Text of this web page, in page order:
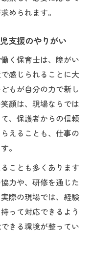
向き合う現場の工
都保育士の現実
賃補助の実情を解
の福利厚生を比較
住宅手当のポイン
職の収入面の特
向けのポイント解
援の必要資格を整
められます。
支援のやりがい
く保育士は、障がい
感じられることに大
もが自分の力で新し
顔は、現場ならでは
、保護者からの信頼
えることも、仕事の
。
ことも多くあります
力や、研修を通じた
際の現場では、経験
って対応できるよう
きる環境が整ってい